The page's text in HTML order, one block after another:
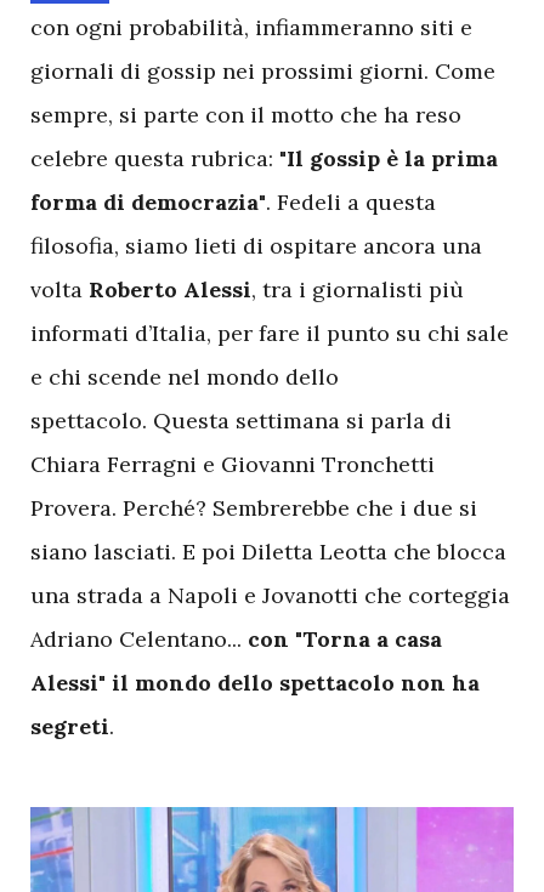
con ogni probabilità, infiammeranno siti e
giornali di gossip nei prossimi giorni. Come
sempre, si parte con il motto che ha reso
celebre questa rubrica: "Il gossip è la prima
forma di democrazia". Fedeli a questa
filosofia, siamo lieti di ospitare ancora una
volta Roberto Alessi, tra i giornalisti più
informati d’Italia, per fare il punto su chi sale
e chi scende nel mondo dello
spettacolo. Questa settimana si parla di
Chiara Ferragni e Giovanni Tronchetti
Provera. Perché? Sembrerebbe che i due si
siano lasciati. E poi Diletta Leotta che blocca
una strada a Napoli e Jovanotti che corteggia
Adriano Celentano... con "Torna a casa
Alessi" il mondo dello spettacolo non ha
segreti.